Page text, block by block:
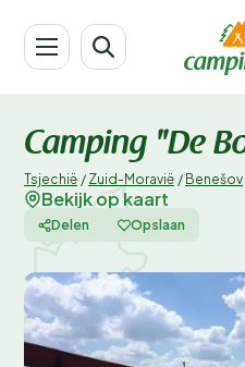
Camping "De
Tsjechië / Zuid-Moravië / Benešov
Bekijk op kaart
Delen Opslaan